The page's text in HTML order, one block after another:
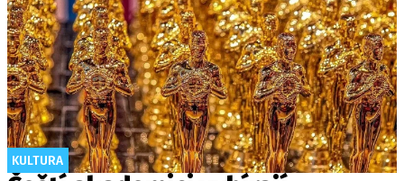
KULTURA